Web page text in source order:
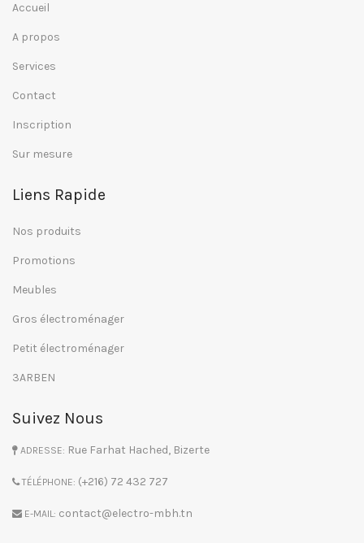
Accueil
A propos
Services
Contact
Inscription
Sur mesure
Liens Rapide
Nos produits
Promotions
Meubles
Gros électroménager
Petit électroménager
3ARBEN
Suivez Nous
ADRESSE: Rue Farhat Hached, Bizerte
TÉLÉPHONE: (+216) 72 432 727
E-MAIL: contact@electro-mbh.tn